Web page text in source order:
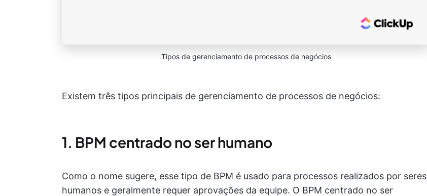
Tipos de gerenciamento de processos de negócios
Existem três tipos principais de gerenciamento de processos de negócios:
1. BPM centrado no ser humano
Como o nome sugere, esse tipo de BPM é usado para processos realizados por seres
humanos e geralmente requer aprovações da equipe. O BPM centrado no ser